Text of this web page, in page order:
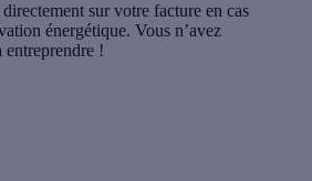
sur votre facture en cas
énergétique. Vous n’avez
entreprendre !